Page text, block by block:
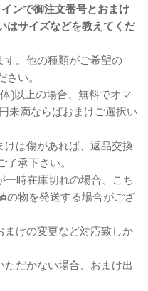
ンで御注文番号とおまけ
はサイズなどを教えてくだ
す。他の種類がご希望の
い。
)以上の場合、無料でオマ
未満ならばおまけご選択い
は傷があれば、返品交換
承下さい。
時在庫切れの場合、こち
の物を発送する場合がござ
けの変更など対応致しか
だかない場合、おまけ出